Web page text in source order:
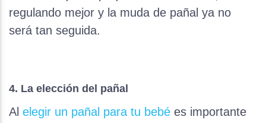
regulando mejor y la muda de pañal ya no
será tan seguida.
4. La elección del pañal
Al elegir un pañal para tu bebé es importante